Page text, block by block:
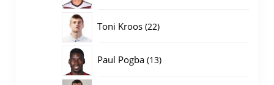
Toni Kroos 2222
Paul Pogba 1313